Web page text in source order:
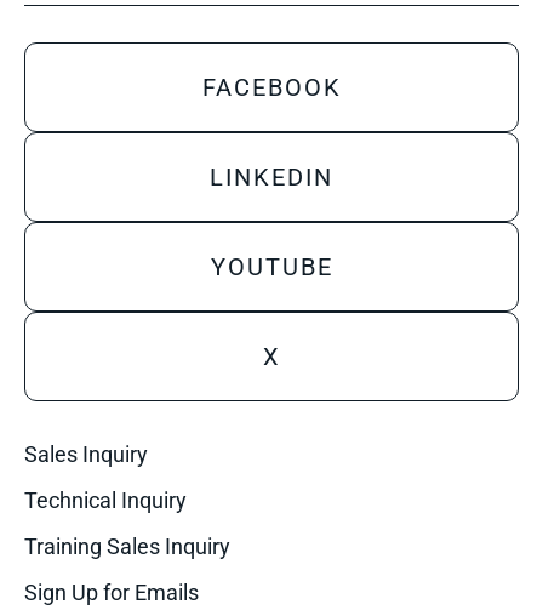
FACEBOOK
LINKEDIN
YOUTUBE
X
Sales Inquiry
Technical Inquiry
Training Sales Inquiry
Sign Up for Emails